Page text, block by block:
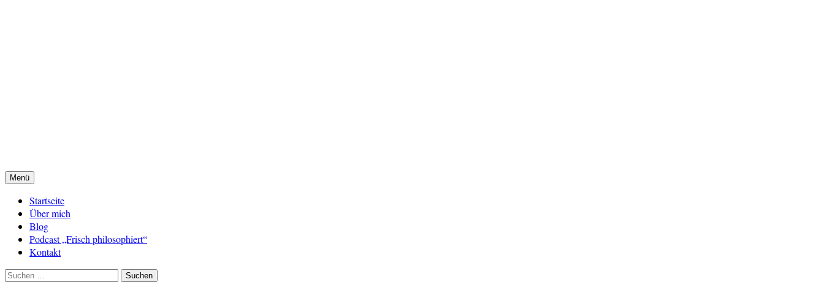
Menü
Startseite
Über mich
Blog
Podcast „Frisch philosophiert“
Kontakt
Suchen